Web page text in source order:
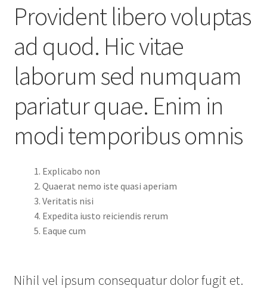
Provident libero voluptas
ad quod. Hic vitae
laborum sed numquam
pariatur quae. Enim in
modi temporibus omnis
Explicabo non
Quaerat nemo iste quasi aperiam
Veritatis nisi
Expedita iusto reiciendis rerum
Eaque cum
Nihil vel ipsum consequatur dolor fugit et.